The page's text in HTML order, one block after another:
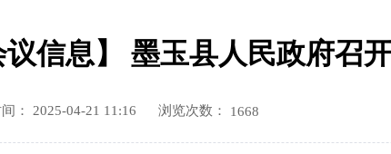
议信息】 墨玉县人民政府召
： 2025-04-21 11:16 浏览次数： 1668